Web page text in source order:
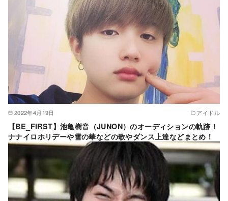
2022年4月19日 アイドル
【BE_FIRST】池亀樹音（JUNON）のオーディションの軌跡！
ナナイロホリデーや雪の華などの歌やダンス上達などまとめ！